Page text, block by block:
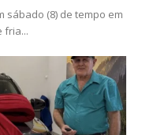
sábado (8) de tempo em
fria...